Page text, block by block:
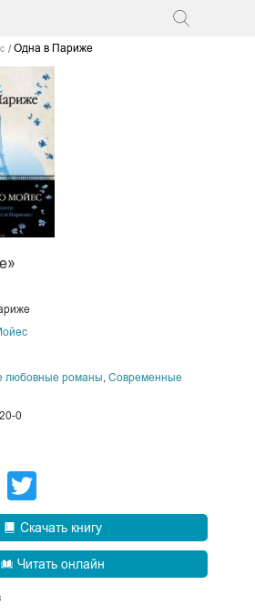
Одна в Париже
любовные романы Современные
0
Facebook
Скачать книгу
Читать онлайн